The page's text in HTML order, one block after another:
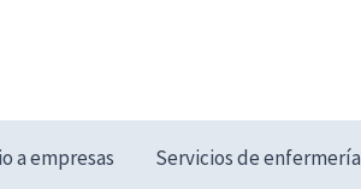
a empresas Servicios de enfermería